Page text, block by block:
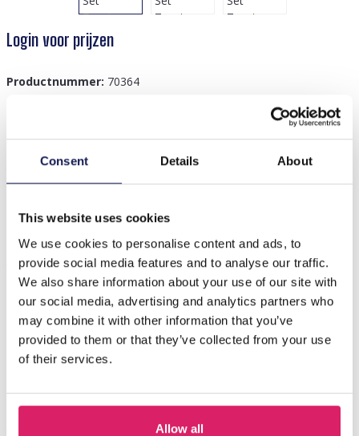
Consent Details About
This website uses cookies
We use cookies to personalise content and ads, to
provide social media features and to analyse our traffic.
We also share information about your use of our site with
our social media, advertising and analytics partners who
may combine it with other information that you’ve
provided to them or that they’ve collected from your use
of their services.
Allow all
Login voor prijzen
Productnummer: 70364
Anderen kochten ook